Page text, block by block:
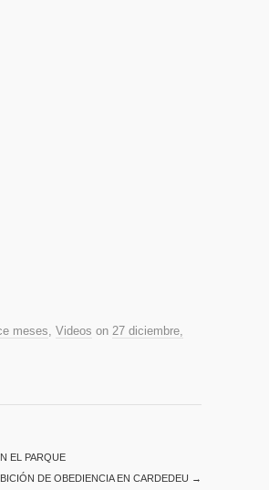
meses, Videos on 27 diciembre,
EL PARQUE
DE OBEDIENCIA EN CARDEDEU →